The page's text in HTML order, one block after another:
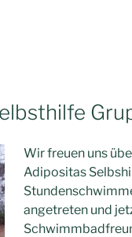
Wir freuen uns
Adipositas
angetreten und